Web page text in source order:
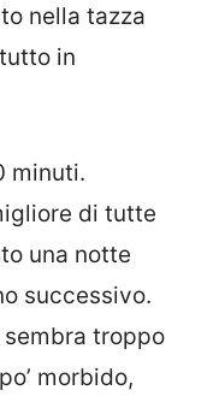
nella tazza
in
minuti.
di tutte
una notte
successivo.
troppo
morbido,